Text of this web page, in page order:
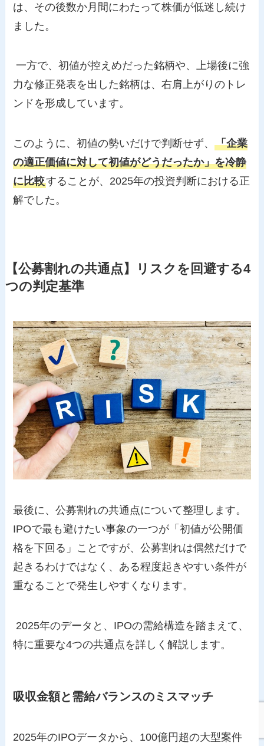
は、その後数か月間にわたって株価が低迷し続け
ました。
一方で、初値が控えめだった銘柄や、上場後に強
力な修正発表を出した銘柄は、右肩上がりのトレ
ンドを形成しています。
このように、初値の勢いだけで判断せず、「企業
の適正価値に対して初値がどうだったか」を冷静
に比較することが、2025年の投資判断における正
解でした。
【公募割れの共通点】リスクを回避する4
つの判定基準
最後に、公募割れの共通点について整理します。
IPOで最も避けたい事象の一つが「初値が公開価
格を下回る」ことですが、公募割れは偶然だけで
起きるわけではなく、ある程度起きやすい条件が
重なることで発生しやすくなります。
2025年のデータと、IPOの需給構造を踏まえて、
特に重要な4つの共通点を詳しく解説します。
吸収金額と需給バランスのミスマッチ
2025年のIPOデータから、100億円超の大型案件